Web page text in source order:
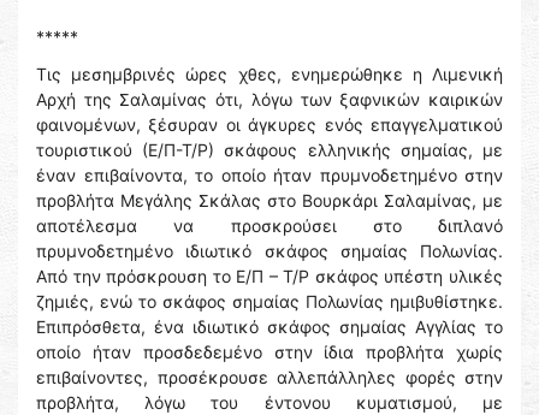
*****
Τις μεσημβρινές ώρες χθες, ενημερώθηκε η Λιμενική
Αρχή της Σαλαμίνας ότι, λόγω των ξαφνικών καιρικών
φαινομένων, ξέσυραν οι άγκυρες ενός επαγγελματικού
τουριστικού (Ε/Π-Τ/Ρ) σκάφους ελληνικής σημαίας, με
έναν επιβαίνοντα, το οποίο ήταν πρυμνοδετημένο στην
προβλήτα Μεγάλης Σκάλας στο Βουρκάρι Σαλαμίνας, με
αποτέλεσμα να προσκρούσει στο διπλανό
πρυμνοδετημένο ιδιωτικό σκάφος σημαίας Πολωνίας.
Από την πρόσκρουση το Ε/Π – Τ/Ρ σκάφος υπέστη υλικές
ζημιές, ενώ το σκάφος σημαίας Πολωνίας ημιβυθίστηκε.
Επιπρόσθετα, ένα ιδιωτικό σκάφος σημαίας Αγγλίας το
οποίο ήταν προσδεδεμένο στην ίδια προβλήτα χωρίς
επιβαίνοντες, προσέκρουσε αλλεπάλληλες φορές στην
προβλήτα, λόγω του έντονου κυματισμού, με